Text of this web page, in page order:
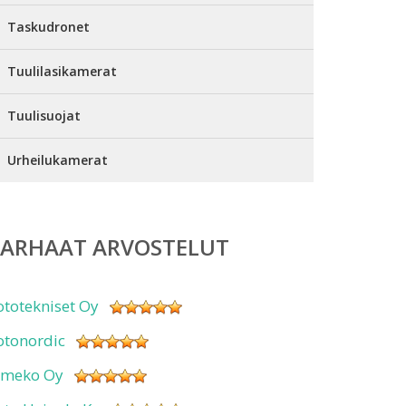
Taskudronet
Tuulilasikamerat
Tuulisuojat
Urheilukamerat
ARVOSTELUT
Oy
Oy